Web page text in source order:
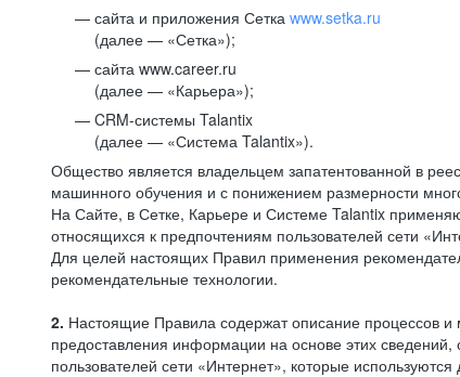
сайта и приложения Сетка www.setka.ru
(далее — «Сетка»);
сайта www.career.ru
(далее — «Карьера»);
CRM-системы Talantix
(далее — «Система Talantix»).
Общество является владельцем запатентованной в
машинного обучения и с понижением размерности
На Сайте, в Сетке, Карьере и Системе Talantix
относящихся к предпочтениям пользователей сети
Для целей настоящих Правил применения
рекомендательные технологии.
2. Настоящие Правила содержат описание процессов и
предоставления информации на основе этих
пользователей сети «Интернет», которые